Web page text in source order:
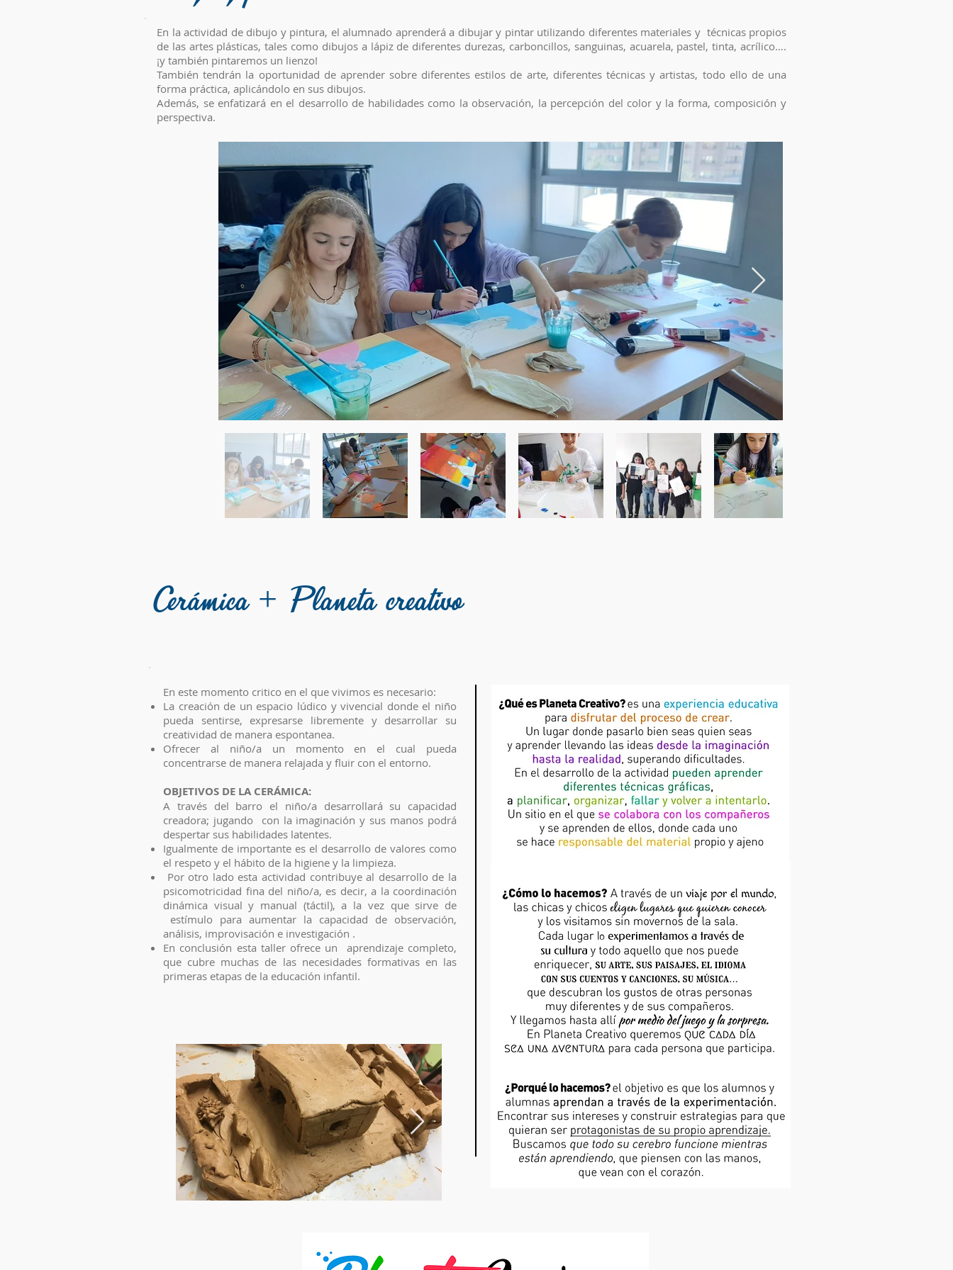
En la actividad de dibujo y pintura, el alumnado aprenderá a dibujar y pintar utilizando diferentes materiales y técnicas propios
de las artes plásticas, tales como dibujos a lápiz de diferentes durezas, carboncillos, sanguinas, acuarela, pastel, tinta, acrílico….
¡y también pintaremos un lienzo!
También tendrán la oportunidad de aprender sobre diferentes estilos de arte, diferentes técnicas y artistas, todo ello de una
forma práctica, aplicándolo en sus dibujos.
Además, se enfatizará en el desarrollo de habilidades como la observación, la percepción del color y la forma, composición y
perspectiva.
Cerámica + Planeta creativo
En este momento critico en el que vivimos es necesario:
La creación de un espacio lúdico y vivencial donde el niño
pueda sentirse, expresarse libremente y desarrollar su
creatividad de manera espontanea.
Ofrecer al niño/a un momento en el cual pueda
concentrarse de manera relajada y fluir con el entorno.
OBJETIVOS DE LA CERÁMICA:
A través del barro el niño/a desarrollará su capacidad
creadora; jugando con la imaginación y sus manos podrá
despertar sus habilidades latentes.
Igualmente de importante es el desarrollo de valores como
el respeto y el hábito de la higiene y la limpieza.
Por otro lado esta actividad contribuye al desarrollo de la
psicomotricidad fina del niño/a, es decir, a la coordinación
dinámica visual y manual (táctil), a la vez que sirve de
estímulo para aumentar la capacidad de observación,
análisis, improvisación e investigación .
En conclusión esta taller ofrece un aprendizaje completo,
que cubre muchas de las necesidades formativas en las
primeras etapas de la educación infantil.